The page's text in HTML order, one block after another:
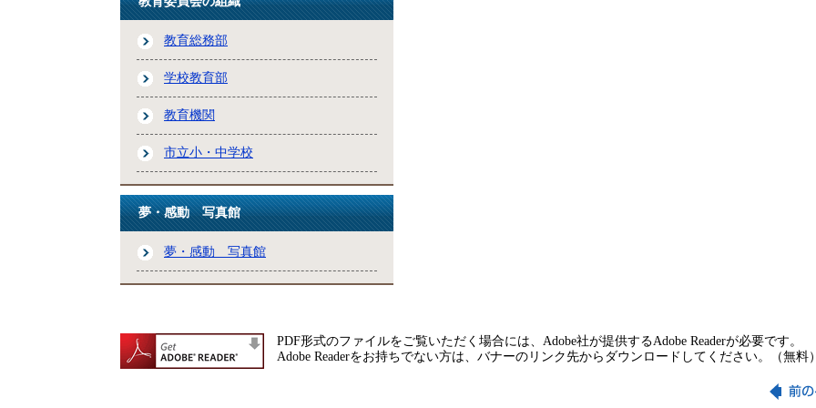
教育総務部
学校教育部
教育機関
市立小・中学校
夢・感動 写真館
夢・感動 写真館
PDF形式のファイルをご覧いただく場合には、Adobe社が提供するAdobe Readerが必要です。
Adobe Readerをお持ちでない方は、バナーのリンク先からダウンロードしてください。（無料